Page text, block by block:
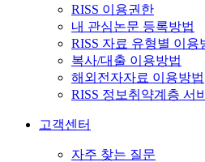
RISS 이용권한
내 관심논문 등록방법
RISS 자료 유형별 이용
복사/대출 이용방법
해외전자자료 이용방법
RISS 정보취약계층 서
고객센터
자주 찾는 질문